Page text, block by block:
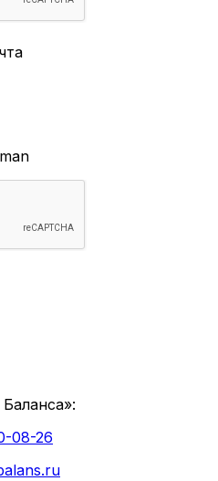
08-26